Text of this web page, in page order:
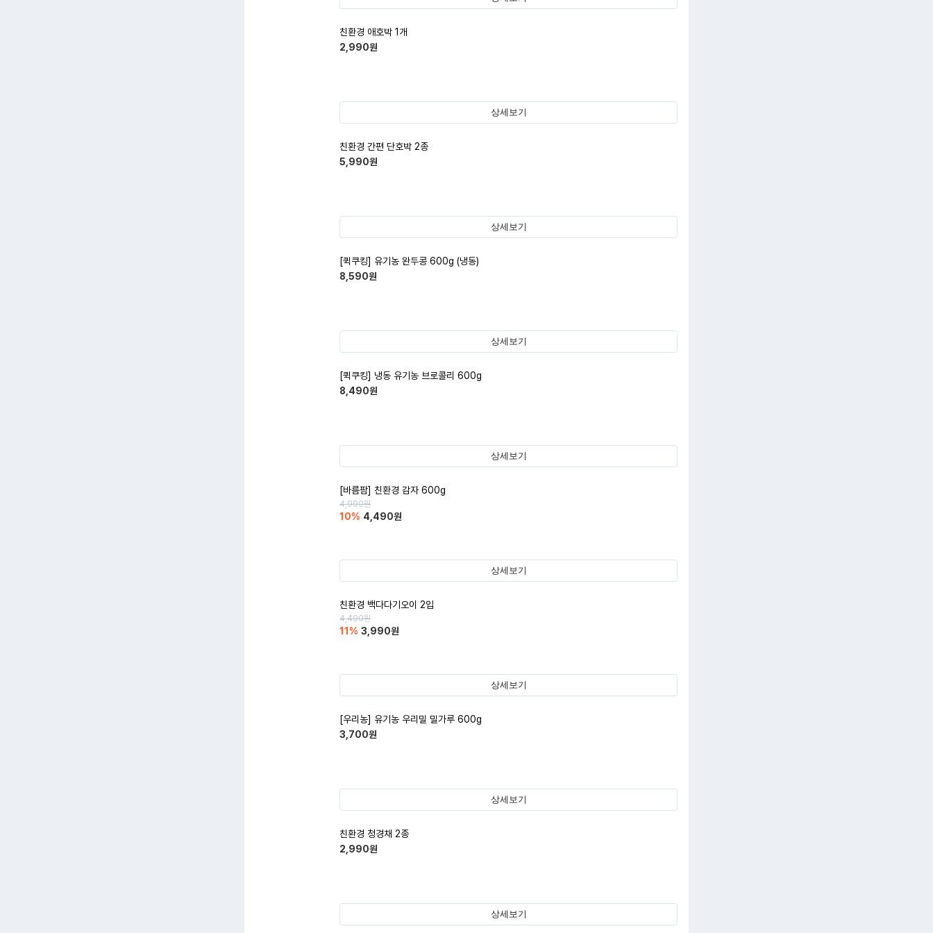
친환경 애호박 1개
2,990원
상세보기
친환경 간편 단호박 2종
5,990원
상세보기
[퀵쿠킹] 유기농 완두콩 600g (냉동)
8,590원
상세보기
[퀵쿠킹] 냉동 유기농 브로콜리 600g
8,490원
상세보기
[바름팜] 친환경 감자 600g
4,990원
10% 4,490원
상세보기
친환경 백다다기오이 2입
4,490원
11 % 3,990원
상세보기
[우리농] 유기농 우리밀 밀가루 600g
3,700원
상세보기
친환경 청경채 2종
2,990원
상세보기